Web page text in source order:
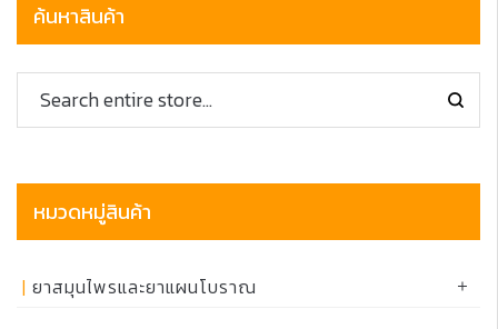
ค้นหาสินค้า
หมวดหมู่สินค้า
ยาสมุนไพรและยาแผนโบราณ